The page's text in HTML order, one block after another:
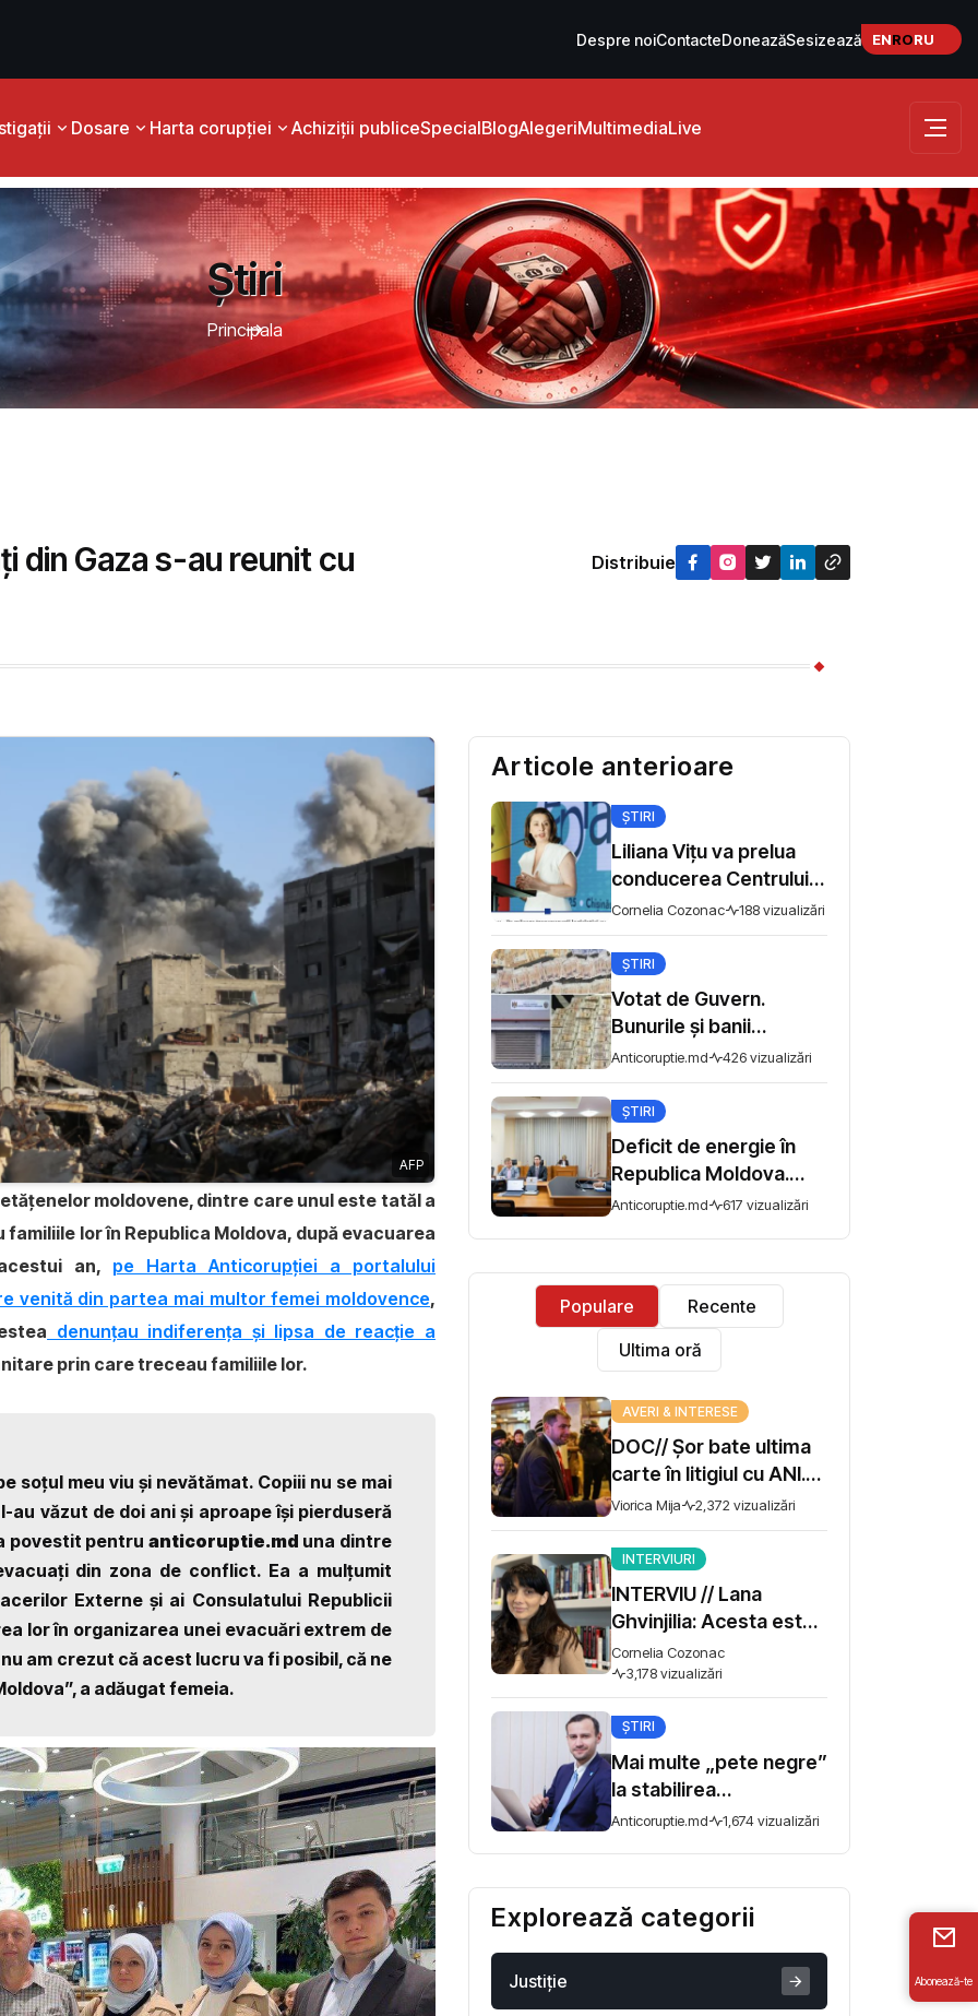
Despre noiContacteDoneazăSesizează ENRORU
Dosare Harta corupției Achiziții publiceSpecialBlogAlegeriMultimediaLive
Știri
Principala
din Gaza s-au reunit cu
Distribuie
AFP
moldovene, dintre care unul este tatăl a
lor în Republica Moldova, după evacuarea
an, pe Harta Anticorupției a portalului
venită din partea mai multor femei moldovence,
denunțau indiferența și lipsa de reacție a
prin care treceau familiile lor.
soțul meu viu și nevătămat. Copiii nu se mai
au văzut de doi ani și aproape își pierduseră
povestit pentru anticoruptie.md una dintre
din zona de conflict. Ea a mulțumit
Externe și ai Consulatului Republicii
lor în organizarea unei evacuări extrem de
am crezut că acest lucru va fi posibil, că ne
a adăugat femeia.
Articole anterioare
ȘTIRI
Liliana Vițu va prelua
conducerea Centrului
pentru comunicare
strategică și
contracarare a
dezinformării
Cornelia Cozonac 188 vizualizări
ȘTIRI
Votat de Guvern.
Bunurile și banii
confiscați vor fi utilizați
în scopuri sociale sau
de interes public
Anticoruptie.md 426 vizualizări
ȘTIRI
Deficit de energie în
Republica Moldova.
Premierul Tofan
Anticoruptie.md 617 vizualizări
Populare
Recente
Ultima oră
AVERI & INTERESE
DOC// Șor bate ultima
carte în litigiul cu ANI.
Miza - 10 milioane de lei
Viorica Mija 2,372 vizualizări
INTERVIURI
INTERVIU // Lana
Ghvinjilia: Acesta este
și războiul nostru. Fără
victoria Ucrainei,
Georgia nu se poate
salva
Cornelia Cozonac
3,178 vizualizări
ȘTIRI
Mai multe „pete negre”
la stabilirea
remunerației în
Anticoruptie.md 1,674 vizualizări
Explorează categorii
Justiţie Abonează-te